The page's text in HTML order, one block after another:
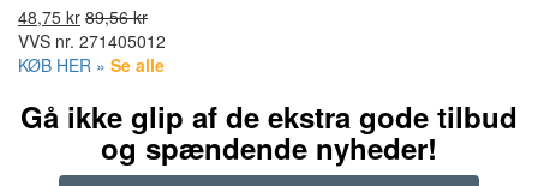
48,75 kr 89,56 kr
VVS nr. 271405012
KØB HER » Se alle
Gå ikke glip af de ekstra gode tilbud
og spændende nyheder!